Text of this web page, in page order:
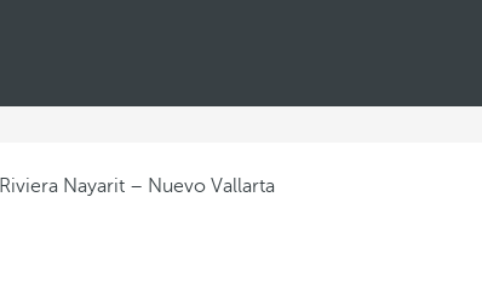
Riviera Nayarit – Nuevo Vallarta